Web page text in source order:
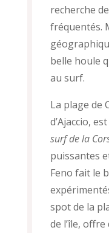
recherche
fréquentés.
belle houle
au surf.
La plage de
d’Ajaccio, est
surf de la
puissantes
Feno fait le
spot de la
de l’île,